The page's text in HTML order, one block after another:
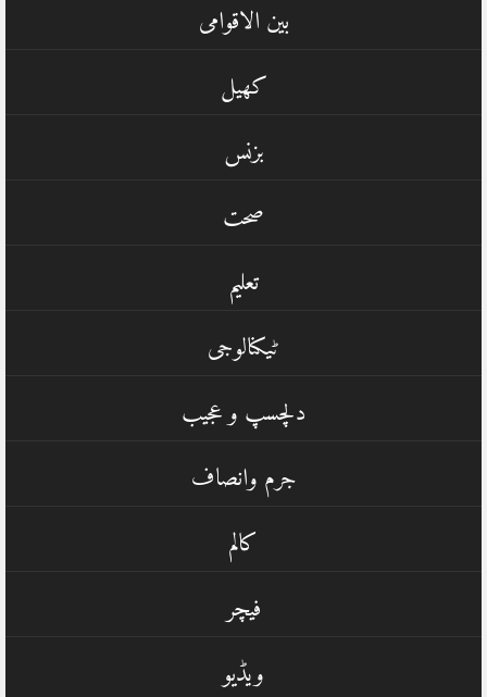
بین الاقوامی
کھیل
بزنس
صحت
تعلیم
ٹیکنالوجی
دلچسپ و عجیب
جرم وانصاف
کالم
فیچر
ویڈیو